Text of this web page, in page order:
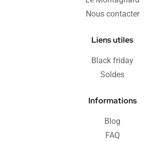
Nous contacter
Liens utiles
Black friday
Soldes
Informations
Blog
FAQ